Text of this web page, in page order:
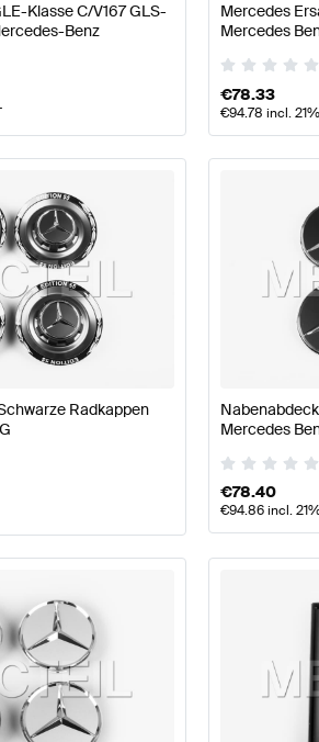
GLS-Klasse X167 Räder & Reifen
Klasse C/V167 GLS-
Benz
Mercedes
Mercedes
€78.33
€94.78 incl.
Radkappen
Mercedes
€78.40
€94.86incl.